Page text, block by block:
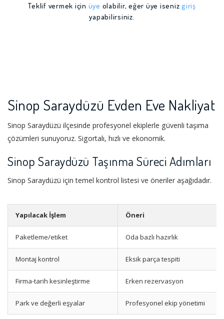
Teklif vermek için üye olabilir, eğer üye iseniz giriş
yapabilirsiniz.
Sinop Saraydüzü Evden Eve Nakliyat
Sinop Saraydüzü ilçesinde profesyonel ekiplerle güvenli taşıma
çözümleri sunuyoruz. Sigortalı, hızlı ve ekonomik.
Sinop Saraydüzü Taşınma Süreci Adımları
Sinop Saraydüzü için temel kontrol listesi ve öneriler aşağıdadır.
Yapılacak İşlem Öneri
Paketleme/etiket Oda bazlı hazırlık
Montaj kontrol Eksik parça tespiti
Firma-tarih kesinleştirme Erken rezervasyon
Park ve değerli eşyalar Profesyonel ekip yönetimi